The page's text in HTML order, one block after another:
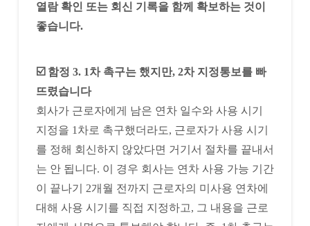
열람 확인 또는 회신 기록을 함께 확보하는 것이
좋습니다.
☑️ 함정 3. 1차 촉구는 했지만, 2차 지정통보를 빠
뜨렸습니다
회사가 근로자에게 남은 연차 일수와 사용 시기
지정을 1차로 촉구했더라도, 근로자가 사용 시기
를 정해 회신하지 않았다면 거기서 절차를 끝내서
는 안 됩니다. 이 경우 회사는 연차 사용 가능 기간
이 끝나기 2개월 전까지 근로자의 미사용 연차에
대해 사용 시기를 직접 지정하고, 그 내용을 근로